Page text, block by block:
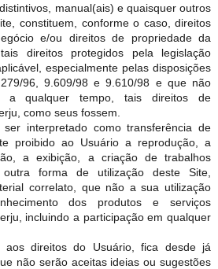
manual(ais) e quaisquer outros
constituem, conforme o caso, direitos
e/ou direitos de propriedade da
direitos protegidos pela legislação
especialmente pelas disposições
96, 9.609/98 e 9.610/98 e que não
a qualquer tempo, tais direitos de
como seus fossem.
interpretado como transferência de
proibido ao Usuário a reprodução, a
a exibição, a criação de trabalhos
forma de utilização deste Site,
correlato, que não a sua utilização
dos produtos e serviços
incluindo a participação em qualquer
aos direitos do Usuário, fica desde j
não serão aceitas ideias ou sugestões